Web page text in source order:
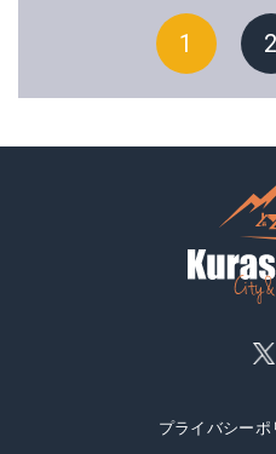
1 2
プライバシーポ